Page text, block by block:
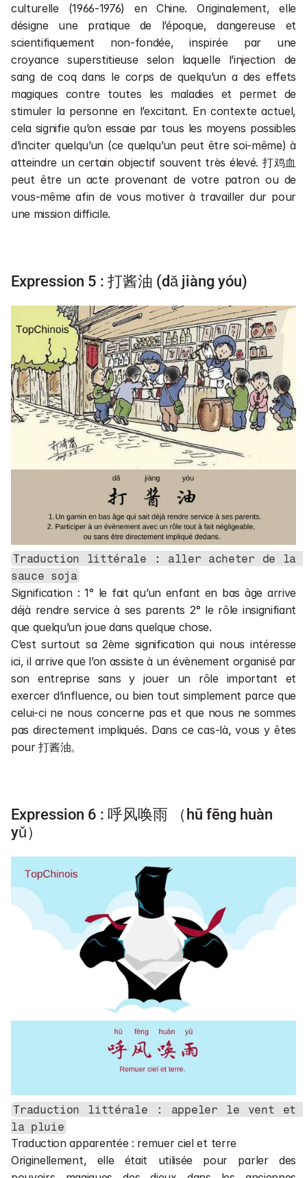
culturelle (1966-1976) en Chine. Originalement, elle
désigne une pratique de l’époque, dangereuse et
scientifiquement non-fondée, inspirée par une
croyance superstitieuse selon laquelle l’injection de
sang de coq dans le corps de quelqu’un a des effets
magiques contre toutes les maladies et permet de
stimuler la personne en l’excitant. En contexte actuel,
cela signifie qu’on essaie par tous les moyens possibles
d’inciter quelqu’un (ce quelqu’un peut être soi-même) à
atteindre un certain objectif souvent très élevé. 打鸡血
peut être un acte provenant de votre patron ou de
vous-même afin de vous motiver à travailler dur pour
une mission difficile.
Expression 5 : 打酱油 (dǎ jiàng yóu)
Traduction littérale : aller acheter de la
sauce soja
Signification : 1° le fait qu’un enfant en bas âge arrive
déjà rendre service à ses parents 2° le rôle insignifiant
que quelqu’un joue dans quelque chose.
C’est surtout sa 2ème signification qui nous intéresse
ici, il arrive que l’on assiste à un évènement organisé par
son entreprise sans y jouer un rôle important et
exercer d’influence, ou bien tout simplement parce que
celui-ci ne nous concerne pas et que nous ne sommes
pas directement impliqués. Dans ce cas-là, vous y êtes
pour 打酱油。
Expression 6 : 呼风唤雨 （hū fēng huàn
yǔ）
Traduction littérale : appeler le vent et
la pluie
Traduction apparentée : remuer ciel et terre
Originellement, elle était utilisée pour parler des